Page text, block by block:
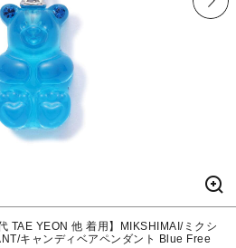
TAE YEON 他 着用】MIKSHIMAI/ミクシ
キャンディベアペンダント Blue Free